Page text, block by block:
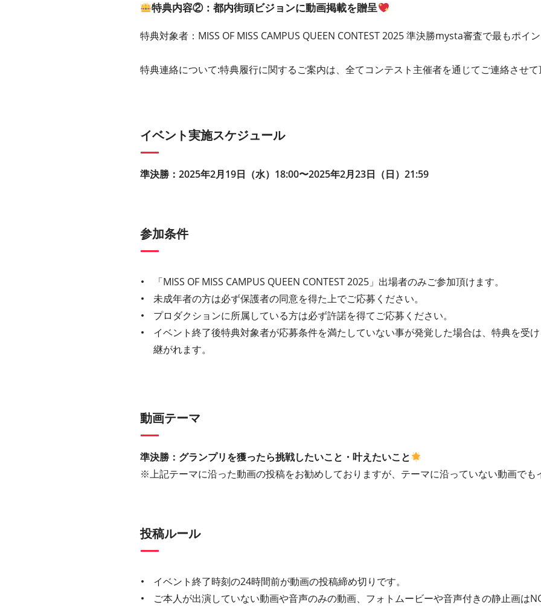
特典内容②：都内街頭ビジョンに動画掲載を贈呈
特典対象者：MISS OF MISS CAMPUS QUEEN CONTEST 2025 準決勝mysta審査で最もポイ
特典連絡について:特典履⾏に関するご案内は、全てコンテスト主催者を通じてご連絡させて
イベント実施スケジュール
準決勝：2025年2⽉19⽇（水）18:00〜2025年2⽉23⽇（日）21:59
参加条件
「MISS OF MISS CAMPUS QUEEN CONTEST 2025」出場者のみご参加頂けます。
未成年者の方は必ず保護者の同意を得た上でご応募ください。
プロダクションに所属している方は必ず許諾を得てご応募ください。
イベント終了後特典対象者が応募条件を満たしていない事が発覚した場合は、特典を受
継がれます。
動画テーマ
準決勝：グランプリを獲ったら挑戦したいこと・叶えたいこと
※上記テーマに沿った動画の投稿をお勧めしておりますが、テーマに沿っていない動画でも
投稿ルール
イベント終了時刻の24時間前が動画の投稿締め切りです。
ご本⼈が出演していない動画や⾳声のみの動画、フォトムービーや⾳声付きの静⽌画は